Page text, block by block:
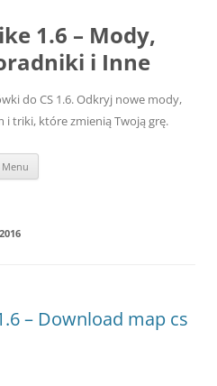
1.6 – Mody,
i Inne
do CS 1.6. Odkryj nowe mody,
i triki, które zmienią Twoją grę.
Menu
– Download map cs